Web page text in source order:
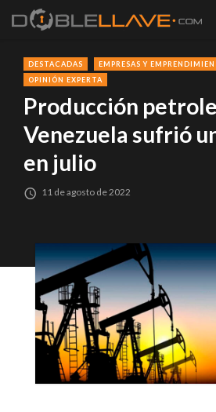
DESTACADAS
EMPRESAS Y
OPINIÓN EXPERTA
Producción
Venezuela sufrió
en julio
11 de agosto de 2022